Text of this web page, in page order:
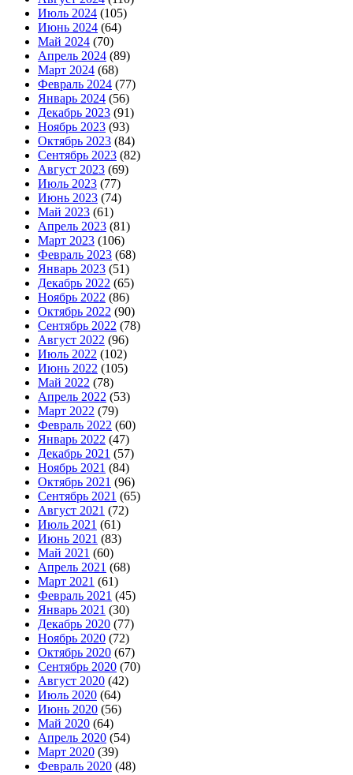
Июль 2024 (105)
Июнь 2024 (64)
Май 2024 (70)
Апрель 2024 (89)
Март 2024 (68)
Февраль 2024 (77)
Январь 2024 (56)
Декабрь 2023 (91)
Ноябрь 2023 (93)
Октябрь 2023 (84)
Сентябрь 2023 (82)
Август 2023 (69)
Июль 2023 (77)
Июнь 2023 (74)
Май 2023 (61)
Апрель 2023 (81)
Март 2023 (106)
Февраль 2023 (68)
Январь 2023 (51)
Декабрь 2022 (65)
Ноябрь 2022 (86)
Октябрь 2022 (90)
Сентябрь 2022 (78)
Август 2022 (96)
Июль 2022 (102)
Июнь 2022 (105)
Май 2022 (78)
Апрель 2022 (53)
Март 2022 (79)
Февраль 2022 (60)
Январь 2022 (47)
Декабрь 2021 (57)
Ноябрь 2021 (84)
Октябрь 2021 (96)
Сентябрь 2021 (65)
Август 2021 (72)
Июль 2021 (61)
Июнь 2021 (83)
Май 2021 (60)
Апрель 2021 (68)
Март 2021 (61)
Февраль 2021 (45)
Январь 2021 (30)
Декабрь 2020 (77)
Ноябрь 2020 (72)
Октябрь 2020 (67)
Сентябрь 2020 (70)
Август 2020 (42)
Июль 2020 (64)
Июнь 2020 (56)
Май 2020 (64)
Апрель 2020 (54)
Март 2020 (39)
Февраль 2020 (48)